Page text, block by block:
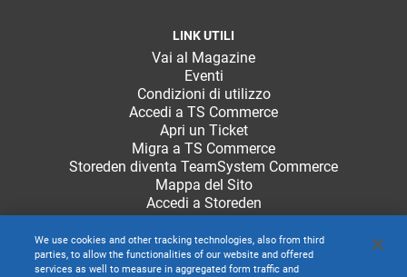
LINK UTILI
Vai al Magazine
Eventi
Condizioni di utilizzo
Accedi a TS Commerce
Apri un Ticket
Migra a TS Commerce
Storeden diventa TeamSystem Commerce
Mappa del Sito
Accedi a Storeden
We use cookies and other tracking technologies, also from third
parties, to allow the functionalities of our website and offered
services as well to measure in aggregated form traffic and